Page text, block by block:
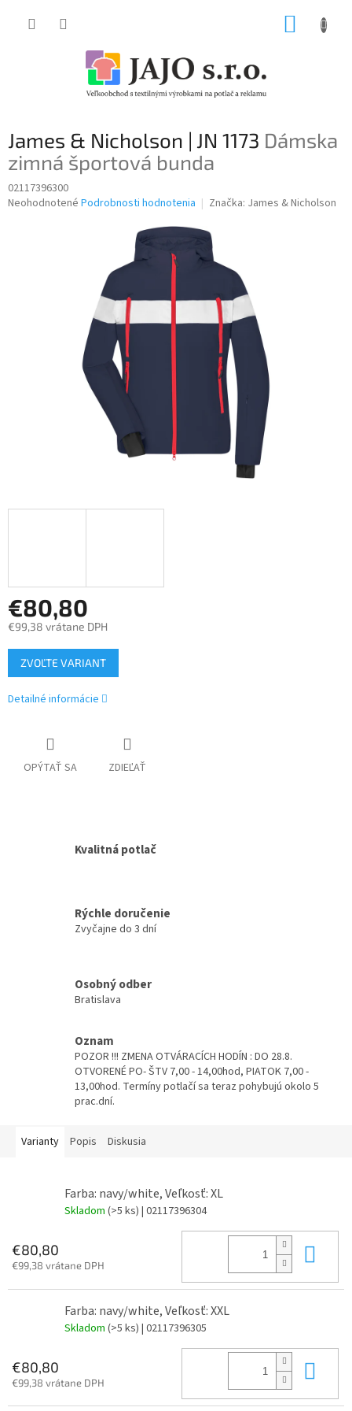
James & Nicholson | JN 1173 Dámska
zimná športová bunda
02117396300
Priemerné
Neohodnotené Podrobnosti hodnotenia Značka: James & Nicholson
€80,80
€99,38 vrátane DPH
Jednotková
cena:
ZVOĽTE VARIANT
Detailné informácie
OPÝTAŤ SA ZDIEĽAŤ
Kvalitná potlač
Rýchle doručenie
Zvyčajne do 3 dní
Osobný odber
Bratislava
Oznam
POZOR !!! ZMENA OTVÁRACÍCH HODÍN : DO 28.8.
OTVORENÉ PO- ŠTV 7,00 - 14,00hod, PIATOK 7,00 -
13,00hod. Termíny potlačí sa teraz pohybujú okolo 5
prac.dní.
Varianty Popis Diskusia
Farba: navy/white, Veľkosť: XL
Skladom (>5 ks) | 02117396304
€80,80
€99,38 vrátane DPH
Farba: navy/white, Veľkosť: XXL
Skladom (>5 ks) | 02117396305
€80,80
€99,38 vrátane DPH